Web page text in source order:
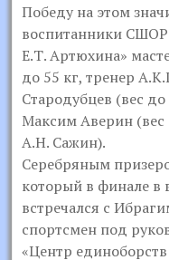
Победу на этом
воспитанники
Е.Т. Артюхина»
до 55 кг, тренер
Стародубцев (вес
Максим Аверин (вес
А.Н. Сажин).
Серебряным
который в финале в
встречался с
спортсмен под
«Центр